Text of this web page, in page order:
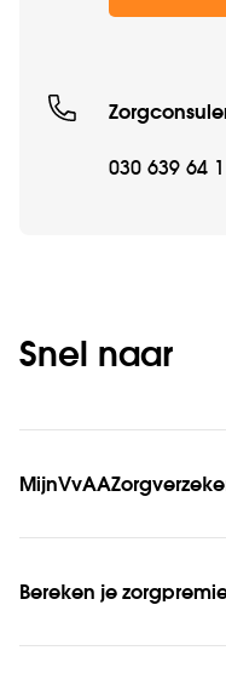
030 639 64 11
Snel naar
Bereken je